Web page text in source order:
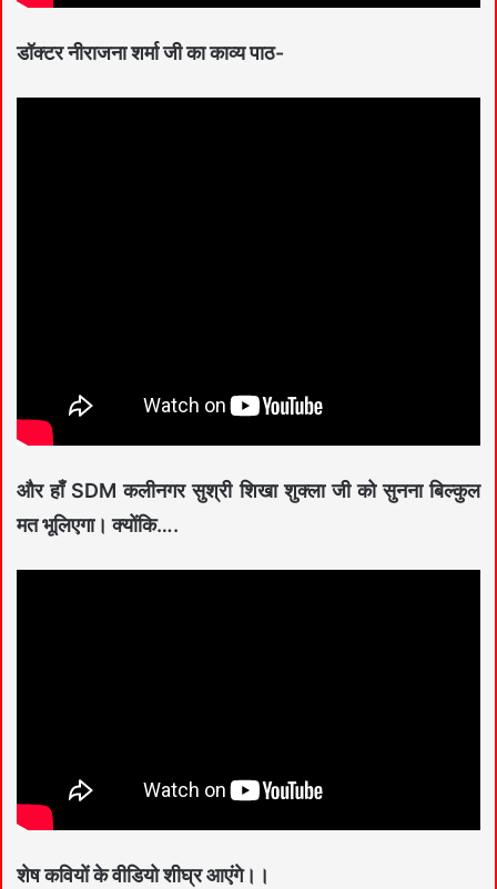
डॉक्टर नीराजना शर्मा जी का काव्य पाठ-
और हाँ SDM कलीनगर सुश्री शिखा शुक्ला जी को सुनना बिल्कुल
मत भूलिएगा। क्योंकि….
शेष कवियों के वीडियो शीघ्र आएंगे।।